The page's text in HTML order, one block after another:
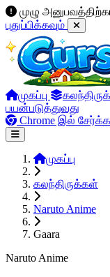
முழு
புதுப்பிக்கவும்
முகப்பு
பயன்படுத்துவது
Chrome இல்
முகப்பு
கலந்திருக்கள்
Naruto Anime
Gaara
Naruto Anime